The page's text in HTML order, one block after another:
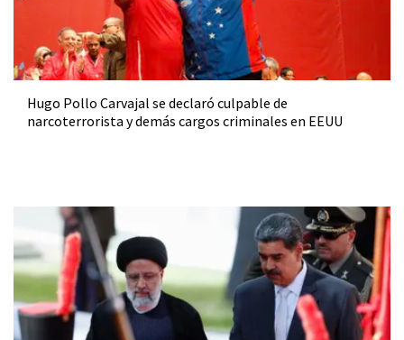
Hugo Pollo Carvajal se declaró culpable de
narcoterrorista y demás cargos criminales en EEUU